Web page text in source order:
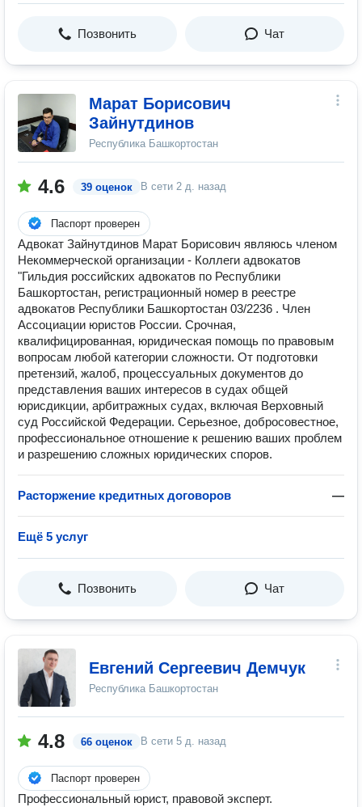
Позвонить Чат
Марат Борисович
Зайнутдинов
Республика Башкортостан
4.6 39 оценок В сети 2 д. назад
Паспорт проверен
Адвокат Зайнутдинов Марат Борисович являюсь членом
Некоммерческой организации - Коллеги адвокатов
"Гильдия российских адвокатов по Республики
Башкортостан, регистрационный номер в реестре
адвокатов Республики Башкортостан 03/2236 . Член
Ассоциации юристов России. Срочная,
квалифицированная, юридическая помощь по правовым
вопросам любой категории сложности. От подготовки
претензий, жалоб, процессуальных документов до
представления ваших интересов в судах общей
юрисдикции, арбитражных судах, включая Верховный
суд Российской Федерации. Серьезное, добросовестное,
профессиональное отношение к решению ваших проблем
и разрешению сложных юридических споров.
Расторжение кредитных договоров —
Ещё 5 услуг
Позвонить Чат
Евгений Сергеевич Демчук
Республика Башкортостан
4.8 66 оценок В сети 5 д. назад
Паспорт проверен
Профессиональный юрист, правовой эксперт.